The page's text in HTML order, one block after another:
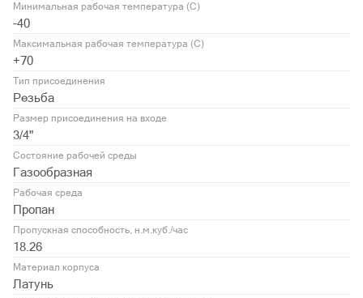
Минимальная рабочая температура (С)
-40
Максимальная рабочая температура (С)
+70
Тип присоединения
Резьба
Размер присоединения на входе
3/4"
Состояние рабочей среды
Газообразная
Рабочая среда
Пропан
Пропускная способность, н.м.куб./час
18.26
Материал корпуса
Латунь